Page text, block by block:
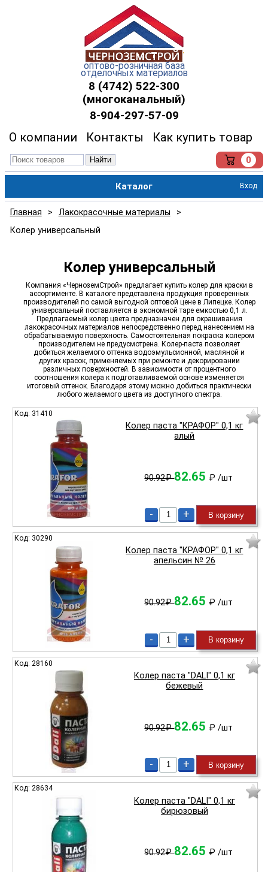
оптово-розничная база
отделочных материалов
8 (4742) 522-300
(многоканальный)
8-904-297-57-09
О компании Контакты Как купить товар
Найти 0
Каталог Вход
Главная > Лакокрасочные материалы
>
Колер универсальный
Колер универсальный
Компания «ЧерноземСтрой» предлагает купить колер для краски в
ассортименте. В каталоге представлена продукция проверенных
производителей по самой выгодной оптовой цене в Липецке. Колер
универсальный поставляется в экономной таре емкостью 0,1 л.
Предлагаемый колер цвета предназначен для окрашивания
лакокрасочных материалов непосредственно перед нанесением на
обрабатываемую поверхность. Самостоятельная покраска колером
производителем не предусмотрена. Колер-паста позволяет
добиться желаемого оттенка водоэмульсионной, масляной и
других красок, применяемых при ремонте и декорировании
различных поверхностей. В зависимости от процентного
соотношения колера к подготавливаемой основе изменяется
итоговый оттенок. Благодаря этому можно добиться практически
любого желаемого цвета из доступного спектра.
Код: 31410
Колер паста "КРАФОР" 0,1 кг
алый
90.92₽82.65 ₽/шт
- + В корзину
Код: 30290
Колер паста "КРАФОР" 0,1 кг
апельсин № 26
90.92₽82.65 ₽/шт
- + В корзину
Код: 28160
Колер паста "DALI" 0,1 кг
бежевый
90.92₽82.65 ₽/шт
- + В корзину
Код: 28634
Колер паста "DALI" 0,1 кг
бирюзовый
90.92₽82.65 ₽/шт